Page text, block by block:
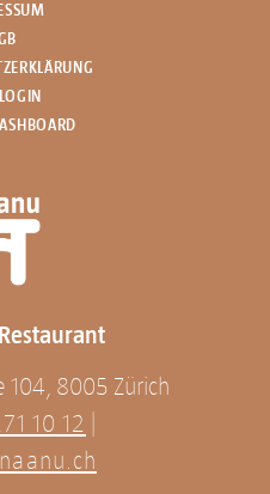
104, 8005 Zürich
10 12